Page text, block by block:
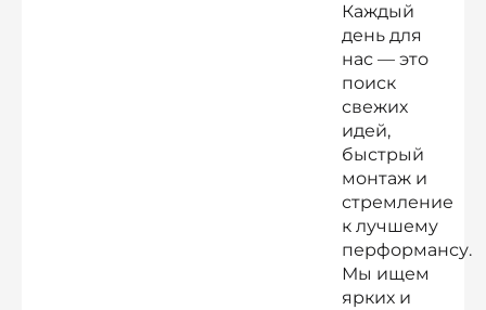
Каждый
день для
нас — это
поиск
свежих
идей,
быстрый
монтаж и
стремление
к лучшему
перформансу.
Мы ищем
ярких и